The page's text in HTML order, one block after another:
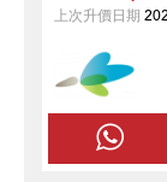
上次升價日期